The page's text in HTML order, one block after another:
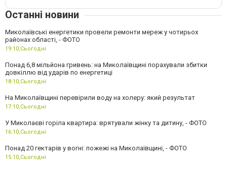
Останні новини
Миколаївські енергетики провели ремонти мереж у чотирьох
районах області, - ФОТО
19:10,Сьогодні
Понад 6,8 мільйона гривень: на Миколаївщині порахували збитки
довкіллю від ударів по енергетиці
18:10,Сьогодні
На Миколаївщині перевірили воду на холеру: який результат
17:10,Сьогодні
У Миколаєві горіла квартира: врятували жінку та дитину, - ФОТО
16:10,Сьогодні
Понад 20 гектарів у вогні: пожежі на Миколаївщині, - ФОТО
15:10,Сьогодні